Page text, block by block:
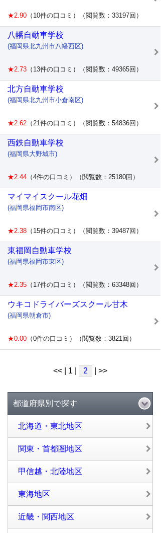
★2.90 （10件の口コミ）（閲覧数：33197回）
八幡自動車学校
(福岡県北九州市八幡西区)
★2.73 （13件の口コミ）（閲覧数：49365回）
北方自動車学校
(福岡県北九州市小倉南区)
★2.62 （21件の口コミ）（閲覧数：54836回）
西鉄自動車学校
(福岡県大野城市)
★2.44 （4件の口コミ）（閲覧数：25180回）
マイマイスクール花畑
(福岡県福岡市南区)
★2.38 （15件の口コミ）（閲覧数：39487回）
東福岡自動車学校
(福岡県福岡市東区)
★2.35 （17件の口コミ）（閲覧数：63348回）
ウキコドライバーズスクール甘木
(福岡県朝倉市)
★0.00 （0件の口コミ）（閲覧数：3821回）
<< | 1 | 2 | >>
都道府県別で探す
北海道・東北地区
関東・首都圏地区
甲信越・北陸地区
東海地区
近畿・関西地区